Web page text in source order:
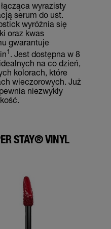
wyrazisty
serum do ust.
wyróżnia się
oraz kwas
gwarantuje
1. Jest dostępna w 8
na co dzień,
kolorach, które
wieczorowych. Już
niezwykły
STAY® VINYL